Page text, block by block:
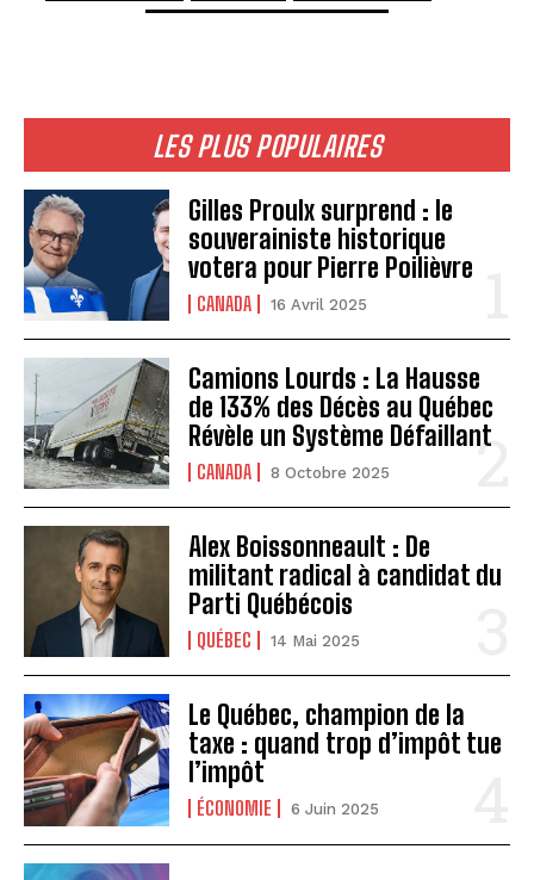
LES PLUS POPULAIRES
Gilles Proulx surprend : le
souverainiste historique
votera pour Pierre Poilièvre
CANADA 16 Avril 2025
Camions Lourds : La Hausse
de 133% des Décès au Québec
Révèle un Système Défaillant
CANADA 8 Octobre 2025
Alex Boissonneault : De
militant radical à candidat du
Parti Québécois
QUÉBEC 14 Mai 2025
Le Québec, champion de la
taxe : quand trop d’impôt tue
l’impôt
ÉCONOMIE 6 Juin 2025